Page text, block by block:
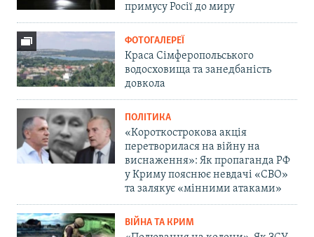
примусу Росії до миру
ФОТОГАЛЕРЕЇ
Краса Сімферопольського
водосховища та занедбаність
довкола
ПОЛІТИКА
«Короткострокова акція
перетворилася на війну на
виснаження»: Як пропаганда РФ
у Криму пояснює невдачі «СВО»
та залякує «мінними атаками»
ВІЙНА ТА КРИМ